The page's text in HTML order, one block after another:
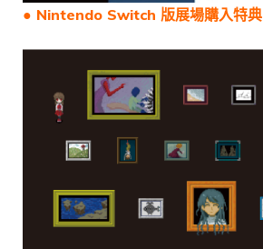
● Nintendo Switch 版展場購入特典